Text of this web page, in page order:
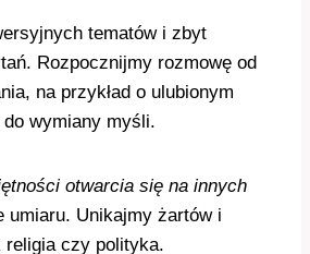
tematów i zbyt
Rozpocznijmy rozmowę od
na przykład o ulubionym
wymiany myśli.
otwarcia się na innych
umiaru. Unikajmy żartów i
religia czy polityka.